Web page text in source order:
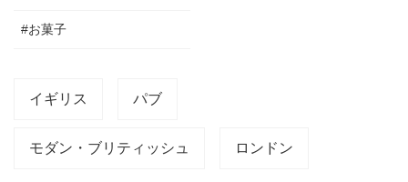
#お菓子
イギリス パブ
モダン・ブリティッシュ ロンドン